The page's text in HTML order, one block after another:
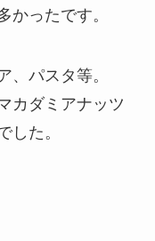
かったです。
、パスタ等。
カダミアナッツ
した。